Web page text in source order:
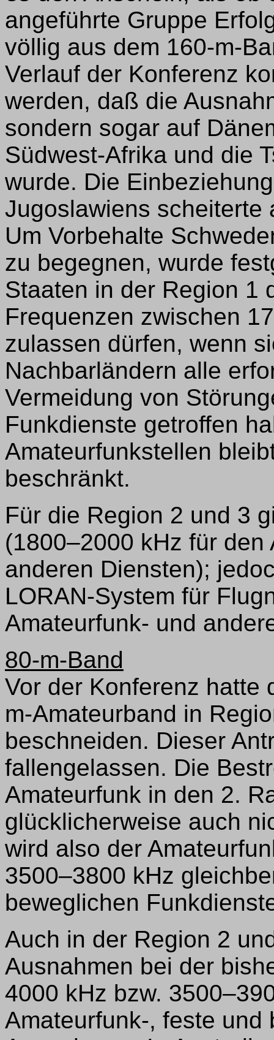
angeführte Gruppe
völlig aus dem 160-m-
Verlauf der Konferenz
werden, daß die
sondern sogar auf
Südwest-Afrika und die
wurde. Die
Jugoslawiens scheiterte
Um Vorbehalte
zu begegnen, wurde
Staaten in der Region 1
Frequenzen zwischen
zulassen dürfen, wenn
Nachbarländern alle
Vermeidung von
Funkdienste getroffen
Amateurfunkstellen
beschränkt.
Für die Region 2 und 3
(1800–2000 kHz für
anderen Diensten);
LORAN-System für
Amateurfunk- und
80-m-Band
Vor der Konferenz hatte
m-Amateurband in
beschneiden. Dieser
fallengelassen. Die
Amateurfunk in den 2.
glücklicherweise auch
wird also der
3500–3800 kHz
beweglichen
Auch in der Region 2
Ausnahmen bei der
4000 kHz bzw.
Amateurfunk-, feste